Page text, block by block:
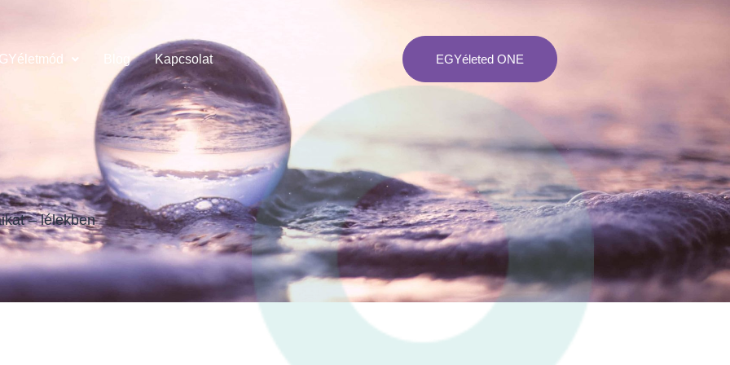
s12970-021-00412-w
Blog Kapcsolat EGYéleted ONE
– szokásokban